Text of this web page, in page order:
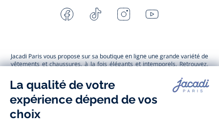
Facebook Tiktok InstagramYoutube
Jacadi Paris vous propose sur sa boutique en ligne une grande variété de
vêtements etchaussures, à la fois élégants et intemporels. Retrouvez,
nouveaux-nés, de t-shirt, pull et short pour les
et de pantalons,
chaussettes et accessoires pour les
de 1 mois à 12 ans.
Découvrez nos collections mode et tendance pour filles et garçons.
Grâce àJacadi Seconde Vie, donnez une seconde vie à vos articles pour
enfants. Profitez aussi de nos collections spéciales fête de fin d’année et
trouvez des idées